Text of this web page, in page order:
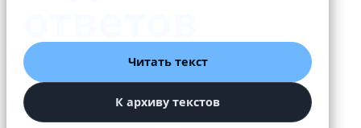
Читать текст
К архиву текстов